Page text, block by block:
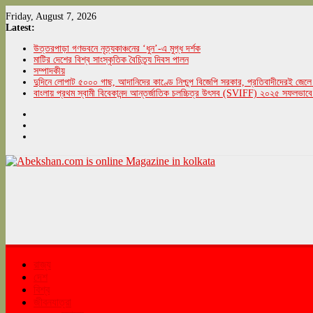
Skip
to
Friday, August 7, 2026
Latest:
উত্তরপাড়া গণভবনে নৃত্যকাঞ্চনের ‘ধুন’-এ মুগ্ধ দর্শক
মাটির দেশের বিশ্ব সাংস্কৃতিক বৈচিত্র্য দিবস পালন
সম্পাদকীয়
দুদিনে লোপাট ৫০০০ গাছ, আদানিদের কাণ্ডে নিশ্চুপ বিজেপি সরকার, প্রতিবাদীদেরই
বাংলায় প্রথম স্বামী বিবেকানন্দ আন্তর্জাতিক চলচ্চিত্র উৎসব (SVIFF) ২০২৫
in
kolkata
abekshan.com
রাজ্য
দেশ
বিশ্ব
জীবনযাত্রা